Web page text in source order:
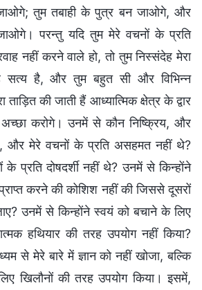
तुम तबाही के पुत्र बन जाओगे, और
परन्तु यदि तुम मेरे वचनों के प्रति
नहीं करने वाले हो, तो तुम निस्संदेह मेरा
सत्य है, और तुम बहुत सी और विभिन्न
ताड़ित की जाती हैं आध्यात्मिक क्षेत्र के द्वार
करोगे। उनमें से कौन निष्क्रिय, और
और मेरे वचनों के प्रति असहमत नहीं थे?
प्रति दोषदर्शी नहीं थे? उनमें से किन्होंने
करने की कोशिश नहीं की जिससे दूसरों
उनमें से किन्होंने स्वयं को बचाने के लिए
हथियार की तरह उपयोग नहीं किया?
से मेरे बारे में ज्ञान को नहीं खोजा, बल्कि
खिलौनों की तरह उपयोग किया। इसमें,